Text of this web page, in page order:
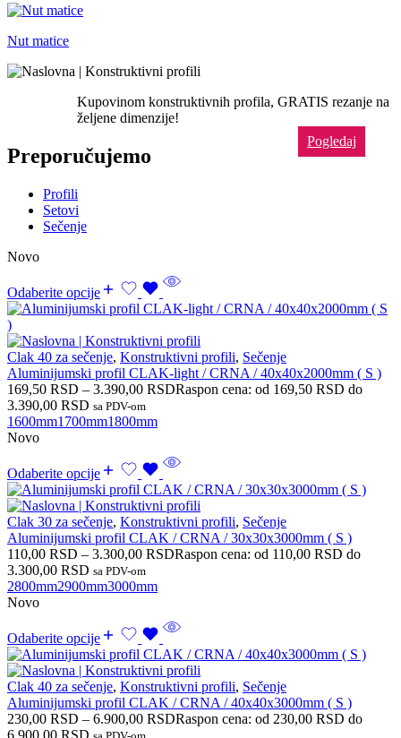
Nut matice
Kupovinom konstruktivnih profila, GRATIS rezanje na
željene dimenzije!
Pogledaj
Preporučujemo
Profili
Setovi
Sečenje
Novo
Odaberite opcije
Clak 40 za sečenje, Konstruktivni profili, Sečenje
Aluminijumski profil CLAK-light / CRNA / 40x40x2000mm ( S )
169,50 RSD – 3.390,00 RSDRaspon cena: od 169,50 RSD do
3.390,00 RSD sa PDV-om
1600mm1700mm1800mm
Novo
Odaberite opcije
Clak 30 za sečenje, Konstruktivni profili, Sečenje
Aluminijumski profil CLAK / CRNA / 30x30x3000mm ( S )
110,00 RSD – 3.300,00 RSDRaspon cena: od 110,00 RSD do
3.300,00 RSD sa PDV-om
2800mm2900mm3000mm
Novo
Odaberite opcije
Clak 40 za sečenje, Konstruktivni profili, Sečenje
Aluminijumski profil CLAK / CRNA / 40x40x3000mm ( S )
230,00 RSD – 6.900,00 RSDRaspon cena: od 230,00 RSD do
6.900,00 RSD sa PDV-om